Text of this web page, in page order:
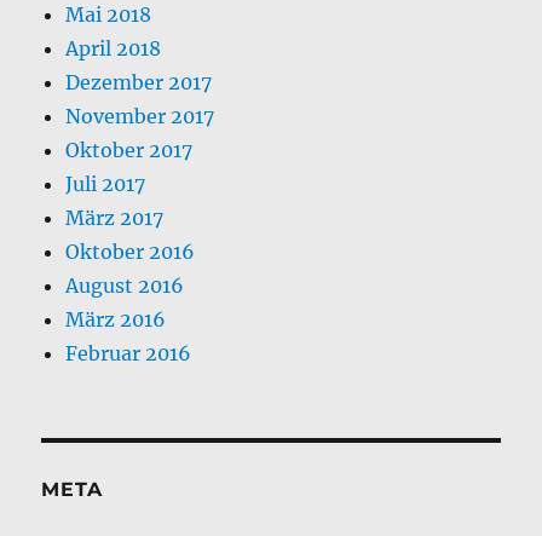
Mai 2018
April 2018
Dezember 2017
November 2017
Oktober 2017
Juli 2017
März 2017
Oktober 2016
August 2016
März 2016
Februar 2016
META